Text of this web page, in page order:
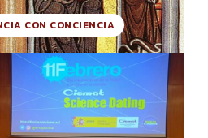
CON CONCIENCIA